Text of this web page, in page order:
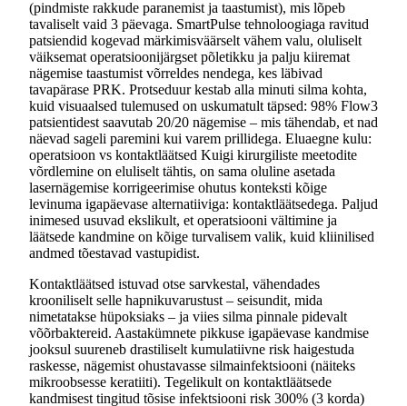
(pindmiste rakkude paranemist ja taastumist), mis lõpeb
tavaliselt vaid 3 päevaga. SmartPulse tehnoloogiaga ravitud
patsiendid kogevad märkimisväärselt vähem valu, oluliselt
väiksemat operatsioonijärgset põletikku ja palju kiiremat
nägemise taastumist võrreldes nendega, kes läbivad
tavapärase PRK. Protseduur kestab alla minuti silma kohta,
kuid visuaalsed tulemused on uskumatult täpsed: 98% Flow3
patsientidest saavutab 20/20 nägemise – mis tähendab, et nad
näevad sageli paremini kui varem prillidega. Eluaegne kulu:
operatsioon vs kontaktläätsed Kuigi kirurgiliste meetodite
võrdlemine on eluliselt tähtis, on sama oluline asetada
lasernägemise korrigeerimise ohutus konteksti kõige
levinuma igapäevase alternatiiviga: kontaktläätsedega. Paljud
inimesed usuvad ekslikult, et operatsiooni vältimine ja
läätsede kandmine on kõige turvalisem valik, kuid kliinilised
andmed tõestavad vastupidist.
Kontaktläätsed istuvad otse sarvkestal, vähendades
krooniliselt selle hapnikuvarustust – seisundit, mida
nimetatakse hüpoksiaks – ja viies silma pinnale pidevalt
võõrbaktereid. Aastakümnete pikkuse igapäevase kandmise
jooksul suureneb drastiliselt kumulatiivne risk haigestuda
raskesse, nägemist ohustavasse silmainfektsiooni (näiteks
mikroobsesse keratiiti). Tegelikult on kontaktläätsede
kandmisest tingitud tõsise infektsiooni risk 300% (3 korda)